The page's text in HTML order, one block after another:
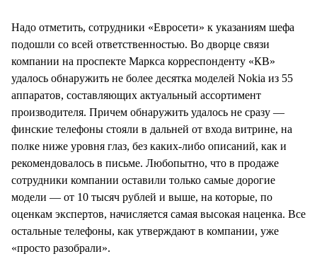
Надо отметить, сотрудники «Евросети» к указаниям шефа
подошли со всей ответственностью. Во дворце связи
компании на проспекте Маркса корреспонденту «КВ»
удалось обнаружить не более десятка моделей Nokia из 55
аппаратов, составляющих актуальный ассортимент
производителя. Причем обнаружить удалось не сразу —
финские телефоны стояли в дальней от входа витрине, на
полке ниже уровня глаз, без каких-либо описаний, как и
рекомендовалось в письме. Любопытно, что в продаже
сотрудники компании оставили только самые дорогие
модели — от 10 тысяч рублей и выше, на которые, по
оценкам экспертов, начисляется самая высокая наценка. Все
остальные телефоны, как утверждают в компании, уже
«просто разобрали».